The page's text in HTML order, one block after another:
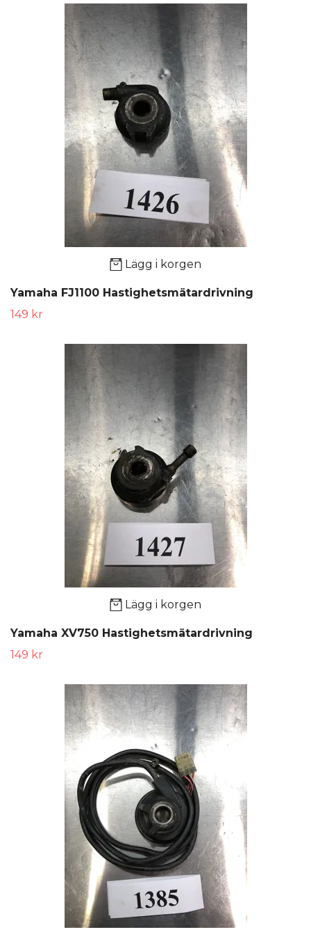
Lägg i korgen
Yamaha FJ1100 Hastighetsmätardrivning
149 kr
Lägg i korgen
Yamaha XV750 Hastighetsmätardrivning
149 kr